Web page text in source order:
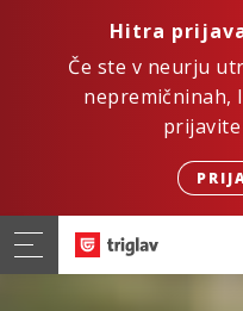
Hitra
Če ste v neurju
nepremičninah,